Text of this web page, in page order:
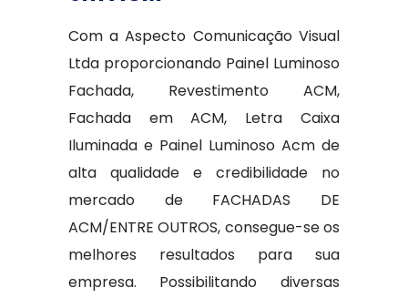
Com a Aspecto Comunicação Visual
Ltda proporcionando Painel Luminoso
Fachada, Revestimento ACM,
Fachada em ACM, Letra Caixa
Iluminada e Painel Luminoso Acm de
alta qualidade e credibilidade no
mercado de FACHADAS DE
ACM/ENTRE OUTROS, consegue-se os
melhores resultados para sua
empresa. Possibilitando diversas